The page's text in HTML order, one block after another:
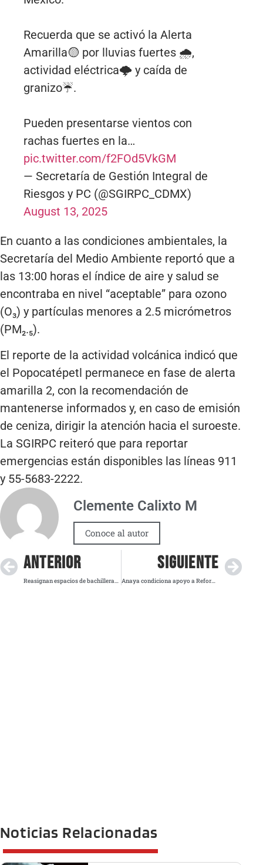
Recuerda que se activó la Alerta
Amarilla🟡 por lluvias fuertes 🌧️,
actividad eléctrica🌩️ y caída de
granizo☔.
Pueden presentarse vientos con
rachas fuertes en la…
pic.twitter.com/f2FOd5VkGM
— Secretaría de Gestión Integral de
Riesgos y PC (@SGIRPC_CDMX)
August 13, 2025
En cuanto a las condiciones ambientales, la
Secretaría del Medio Ambiente reportó que a
las 13:00 horas el índice de aire y salud se
encontraba en nivel “aceptable” para ozono
(O₃) y partículas menores a 2.5 micrómetros
(PM₂.₅).
El reporte de la actividad volcánica indicó que
el Popocatépetl permanece en fase de alerta
amarilla 2, con la recomendación de
mantenerse informados y, en caso de emisión
de ceniza, dirigir la atención hacia el suroeste.
La SGIRPC reiteró que para reportar
emergencias están disponibles las líneas 911
y 55-5683-2222.
Clemente Calixto M
Conoce al autor
ANTERIOR
Reasignan espacios de bachillerato en Quintana Roo para alumnos que quedaron sin lugar
SIGUIENTE
Anaya condiciona apoyo a Reforma Electoral: “Sin sobrerrepresentación ni narcopolíticos”, sostiene
Noticias Relacionadas